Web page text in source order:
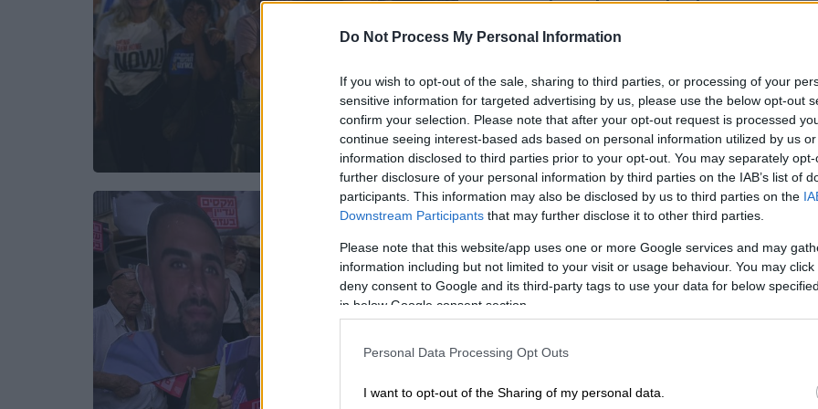
Do Not Process My Personal Information
If you wish to opt-out of the sale, sharing to third parties, or processing of your
sensitive information for targeted advertising by us, please use the below opt-out
confirm your selection. Please note that after your opt-out request is processed
continue seeing interest-based ads based on personal information utilized by us
information disclosed to third parties prior to your opt-out. You may separately
further disclosure of your personal information by third parties on the IAB’s list of
participants. This information may also be disclosed by us to third parties on the
Downstream Participants that may further disclose it to other third parties.
Please note that this website/app uses one or more Google services and may
information including but not limited to your visit or usage behaviour. You may
deny consent to Google and its third-party tags to use your data for below
in below Google consent section.
Personal Data Processing Opt Outs
I want to opt-out of the Sharing of my personal data.
λίγες ώρες - Όλα όσα γνωρίζουμε
Η Χαμάς αναμένεται να
απελευθερώσει και να στείλει σε
λίγες ώρες πίσω στο Ισραήλ τους
τελευταίους ομήρους
Κόσμος |12.10.2025 15:17
«Παζάρια» στη Γάζα: Η Χαμάς ίσως
απελευθερώσει σήμερα 20
ομήρους - Το Ισραήλ ετοιμάζει νέα
επιχείρηση
«Θα καταστρέψουμε τα τούνελ της
ομήρων», λέει το Ισραήλ